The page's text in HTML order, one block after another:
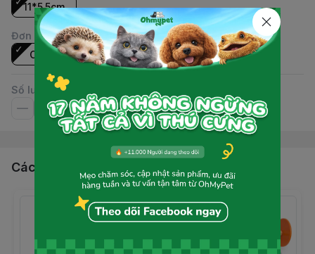
11*5.5cm
Đơn vị:
Cái
Số lượng
Các sản phẩm, dịch vụ khác